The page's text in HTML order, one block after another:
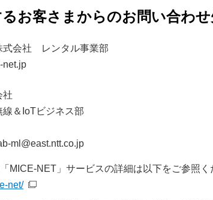
お客さまからのお問い合わ
式会社 レンタル事業部
net.jp
社
＆IoTビジネス部
ml@east.ntt.co.jp
MICE-NET」サービスの詳細は以下をご参照く
net/